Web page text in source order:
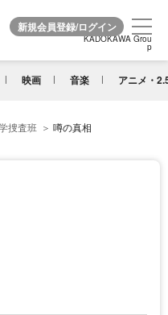
KADOKAWA Grou
p
映画 音楽 アニメ・
KADOKAWA Grou
p
捜査班 噂の真相